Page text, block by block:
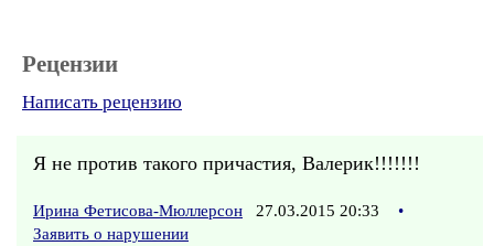
Рецензии
Написать рецензию
Я не против такого причастия, Валерик!!!!!!!
Ирина Фетисова-Мюллерсон 27.03.2015 20:33
•
Заявить о нарушении